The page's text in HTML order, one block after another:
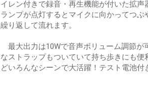
イレン付きで録音・再生機能が付いた拡
ランプが点灯するとマイクに向かってつ
繰り返して流れます。
最大出力は10Wで音声ボリューム調節が
なストラップもついていて持ち歩きにも
どいろんなシーンで大活躍！テスト電池